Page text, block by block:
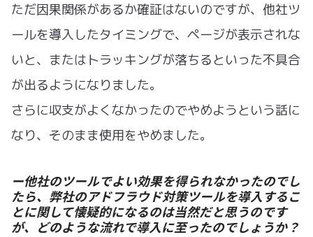
ただ因果関係があるか確証はないのですが、他社ツ
ールを導入したタイミングで、ページが表示されな
いと、またはトラッキングが落ちるといった不具合
が出るようになりました。
さらに収支がよくなかったのでやめようという話に
なり、そのまま使用をやめました。
ー他社のツールでよい効果を得られなかったのでし
たら、弊社のアドフラウド対策ツールを導入するこ
とに関して懐疑的になるのは当然だと思うのです
が、どのような流れで導入に至ったのでしょうか？